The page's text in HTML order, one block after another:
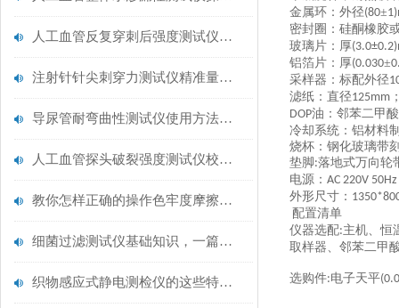
人工血管反复穿刺后强度测试仪是什么？透析患者的“生命管“质量靠它把关！
注射针针尖刺穿力测试仪精准量化针尖锋利度，构筑临床安全防线
导尿管耐弯曲性测试仪使用方法与操作规范
人工血管探头破裂强度测试仪校准规范：精准赋能医疗安全的技术基准
教你怎样正确的操作色牢度摩擦测试机
细菌过滤测试仪基础知识，一篇搞定
织物感应式静电测检仪的这些特点很少有人都知道
金属环 ： 外径(80±
密封圈 ： 硅酮橡胶
玻璃片 ： 厚
铝箔片 ： 厚(0.030±
采样器：标配外径
滤纸 ： 直径125mm
DOP油： 邻苯二甲
冷却系统：铝材料
烧杯：钢化玻璃带
垫脚:落地式万向轮
电源： AC 220V 50Hz
外形尺寸：
配置清单
仪器选配:主机、恒
取样器、邻苯二甲
选购件:电子天平